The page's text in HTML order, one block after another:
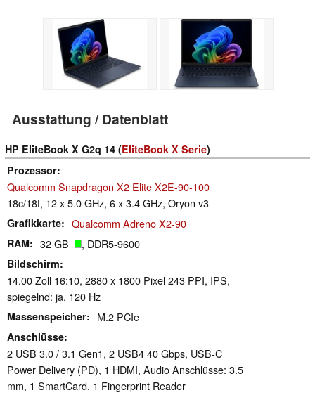
Ausstattung / Datenblatt
HP EliteBook X G2q 14 (EliteBook X Serie)
Prozessor
Qualcomm Snapdragon X2 Elite X2E-90-100
18c/18t, 12 x 5.0 GHz, 6 x 3.4 GHz, Oryon v3
Grafikkarte Qualcomm Adreno X2-90
RAM 32 GB , DDR5-9600
Bildschirm
14.00 Zoll 16:10, 2880 x 1800 Pixel 243 PPI, IPS,
spiegelnd: ja, 120 Hz
Massenspeicher M.2 PCIe
Anschlüsse
2 USB 3.0 / 3.1 Gen1, 2 USB4 40 Gbps, USB-C
Power Delivery (PD), 1 HDMI, Audio Anschlüsse: 3.5
mm, 1 SmartCard, 1 Fingerprint Reader